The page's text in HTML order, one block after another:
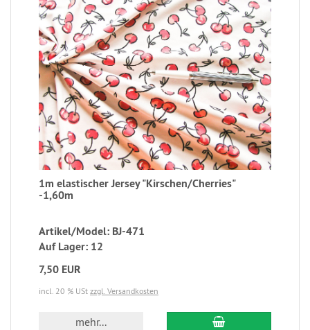
1m elastischer Jersey "Kirschen/Cherries"
-1,60m
Artikel/Model: BJ-471
Auf Lager: 12
7,50 EUR
incl. 20 % USt zzgl. Versandkosten
mehr...